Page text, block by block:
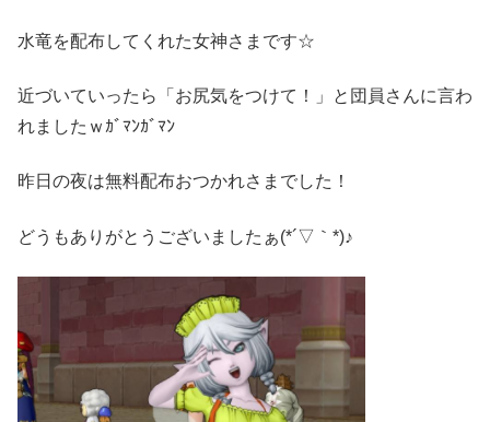
水竜を配布してくれた女神さまです☆
近づいていったら「お尻気をつけて！」と団員さんに言わ
れましたｗｶﾞﾏﾝｶﾞﾏﾝ
昨日の夜は無料配布おつかれさまでした！
どうもありがとうございましたぁ(*´▽｀*)♪